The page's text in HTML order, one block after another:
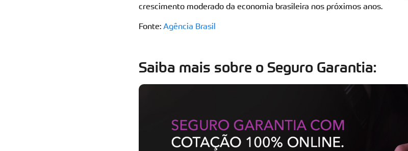
crescimento moderado da economia brasileira nos próximos anos.
Fonte: Agência Brasil
Saiba mais sobre o Seguro Garantia: